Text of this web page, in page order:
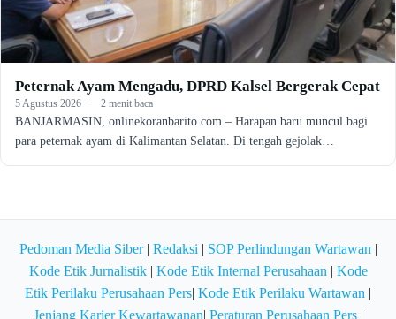
Peternak Ayam Mengadu, DPRD Kalsel Bergerak Cepat
5 Agustus 2026 · 2 menit baca
BANJARMASIN, onlinekoranbarito.com – Harapan baru muncul bagi
para peternak ayam di Kalimantan Selatan. Di tengah gejolak…
Pedoman Media Siber| Redaksi | SOP Perlindungan Wartawan |
Kode Etik Jurnalistik| Kode Etik Internal Perusahaan | Kode
Etik Perilaku Perusahaan Pers| Kode Etik Perilaku Wartawan |
Jenjang Karier Kewartawanan| Peraturan Perusahaan Pers|